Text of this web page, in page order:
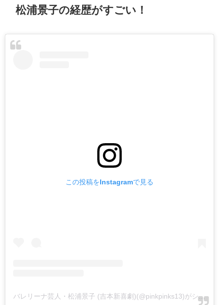
松浦景子の経歴がすごい！
この投稿をInstagramで見る
バレリーナ芸人・松浦景子 (吉本新喜劇)(@pinkpinks13)がシェアした投稿